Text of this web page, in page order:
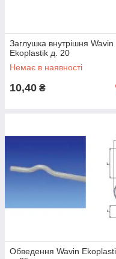
Заглушка внутрішня Wavin
Ekoplastik д. 20
Немає в наявності
10,40 ₴
Обведення Wavin